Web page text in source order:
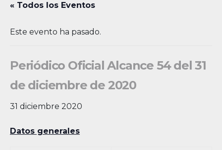
« Todos los Eventos
Este evento ha pasado.
Periódico Oficial Alcance 54 del 31
de diciembre de 2020
31 diciembre 2020
Datos generales